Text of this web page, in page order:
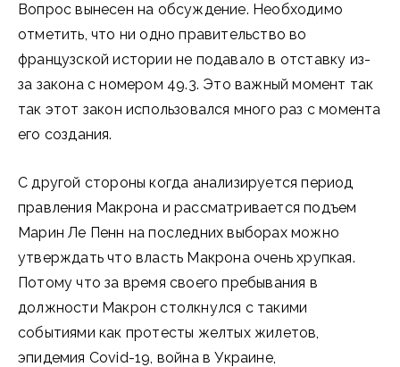
Вопрос вынесен на обсуждение. Необходимо
отметить, что ни одно правительство во
французской истории не подавало в отставку из-
за закона с номером 49.3. Это важный момент так
так этот закон использовался много раз с момента
его создания.
С другой стороны когда анализируется период
правления Макрона и рассматривается подъем
Марин Ле Пенн на последних выборах можно
утверждать что власть Макрона очень хрупкая.
Потому что за время своего пребывания в
должности Макрон столкнулся с такими
событиями как протесты желтых жилетов,
эпидемия Covid-19, война в Украине,